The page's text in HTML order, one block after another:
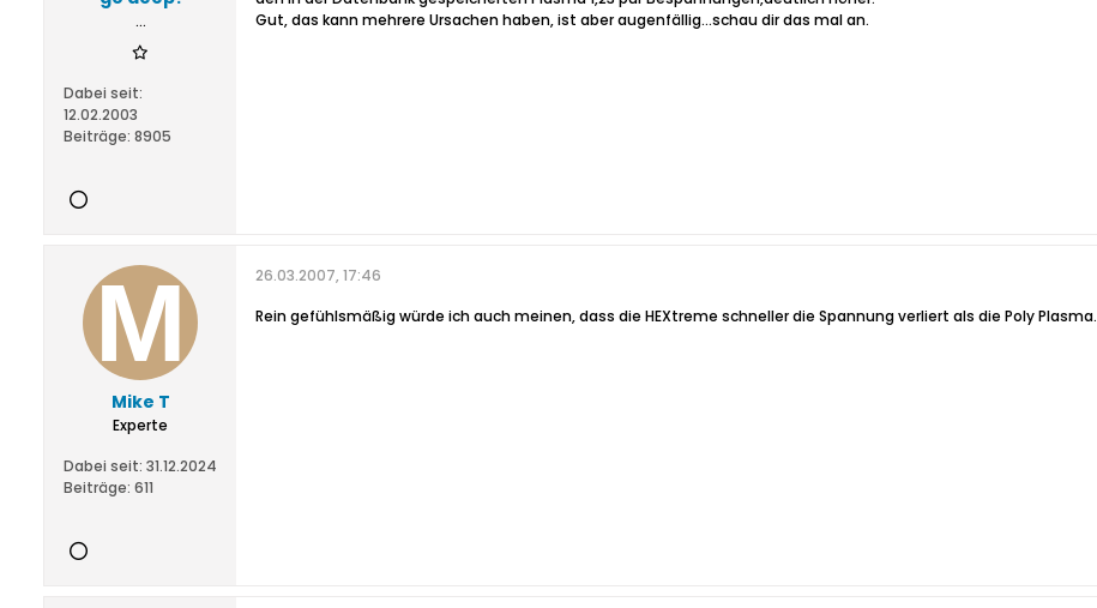
...
Dabei seit:
12.02.2003
Beiträge: 8905
Gut, das kann mehrere Ursachen haben, ist aber augenfällig...schau dir das mal an.
Mike T
Experte
Dabei seit: 31.12.2024
Beiträge: 611
26.03.2007, 17:46
Rein gefühlsmäßig würde ich auch meinen, dass die HEXtreme schneller die Spannung verliert als die Poly Plasma.